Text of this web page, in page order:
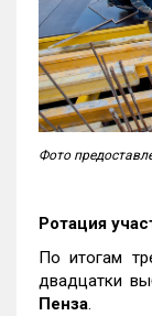
Фото
Ротация
По итогам
двадцатки
Пенза.